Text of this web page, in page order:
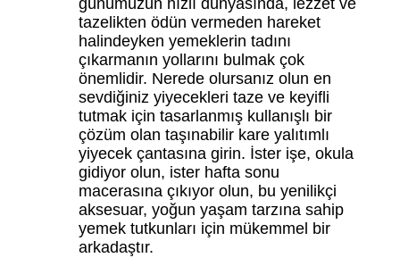
tazelikten ödün vermeden hareket
halindeyken yemeklerin tadını
çıkarmanın yollarını bulmak çok
önemlidir. Nerede olursanız olun en
sevdiğiniz yiyecekleri taze ve keyifli
tutmak için tasarlanmış kullanışlı bir
çözüm olan taşınabilir kare yalıtımlı
yiyecek çantasına girin. İster işe, okula
gidiyor olun, ister hafta sonu
macerasına çıkıyor olun, bu yenilikçi
aksesuar, yoğun yaşam tarzına sahip
yemek tutkunları için mükemmel bir
arkadaştır.